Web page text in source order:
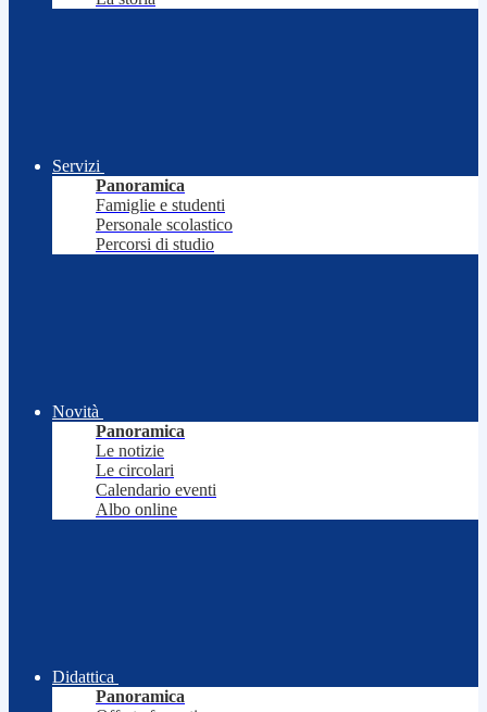
Servizi
Panoramica
Famiglie e studenti
Personale scolastico
Percorsi di studio
Novità
Panoramica
Le notizie
Le circolari
Calendario eventi
Albo online
Didattica
Panoramica